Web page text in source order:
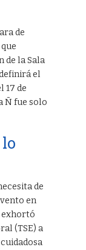
de
de la Sala
el
17 de
Ñ fue solo
de
en
exhortó
(TSE) a